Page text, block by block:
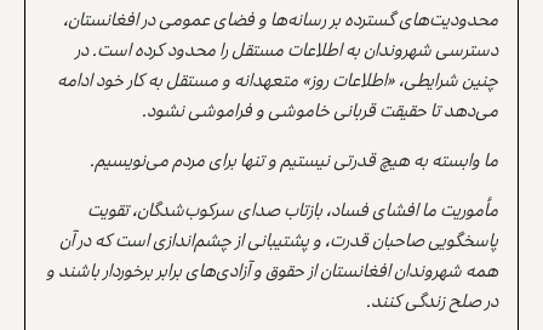
محدودیت‌های گسترده بر رسانه‌ها و فضای عمومی در افغانستان،
دسترسی شهروندان به اطلاعات مستقل را محدود کرده است. در
چنین شرایطی، «اطلاعات روز» متعهدانه و مستقل به کار خود ادامه
می‌دهد تا حقیقت قربانی خاموشی و فراموشی نشود.
ما وابسته به هیچ قدرتی نیستیم و تنها برای مردم می‌نویسیم.
مأموریت ما افشای فساد، بازتاب صدای سرکوب‌شدگان، تقویت
پاسخگویی صاحبان قدرت، و پشتیبانی از چشم‌اندازی است که در آن
همه شهروندان افغانستان از حقوق و آزادی‌های برابر برخوردار باشند و
در صلح زندگی کنند.